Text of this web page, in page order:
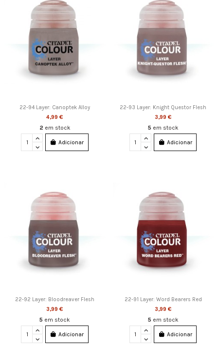
22-94 Layer: Canoptek Alloy
4,99 €
2 em stock
Adicionar
22-93 Layer: Knight Questor Flesh
3,99 €
5 em stock
Adicionar
22-92 Layer: Bloodreaver Flesh
3,99 €
5 em stock
Adicionar
22-91 Layer: Word Bearers Red
3,99 €
5 em stock
Adicionar